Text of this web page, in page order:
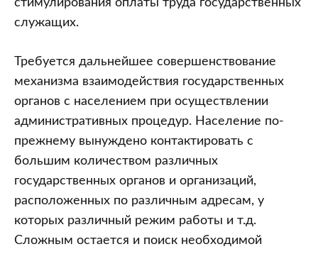
стимулирования оплаты труда государственных
служащих.
Требуется дальнейшее совершенствование
механизма взаимодействия государственных
органов с населением при осуществлении
административных процедур. Население по-
прежнему вынуждено контактировать с
большим количеством различных
государственных органов и организаций,
расположенных по различным адресам, у
которых различный режим работы и т.д.
Сложным остается и поиск необходимой